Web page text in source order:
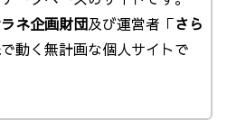
ネ企画財団及び運営者「さら
動く無計画な個人サイトで